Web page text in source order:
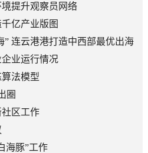
提升观察员网络
亿产业版图
” 连云港港打造中西部最优出海
业运行情况
法模型
圈
区工作
海豚”工作